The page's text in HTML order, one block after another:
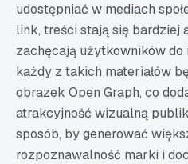
udostępniać w mediach
link, treści stają się bardziej
zachęcają użytkowników
każdy z takich materiałów
obrazek Open Graph, co
atrakcyjność wizualną
sposób, by generować
rozpoznawalność marki i